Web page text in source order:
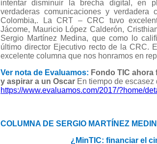
intentar disminuir la brecha digital, en
verdaderas comunicaciones y
Colombia,. La CRT – CRC tuvo
Jácome, Mauricio López Calderón,
Sergio Martínez Medina, que como lo
último director Ejecutivo recto de la CRC.
excelente columna que nos honramos en
Ver nota de Evaluamos: Fondo TIC
y aspirar a un Oscar En tiempo de
https://www.evaluamos.com/2017/?home/
COLUMNA DE SERGIO MARTÍNEZ
¿MinTIC: financiar el